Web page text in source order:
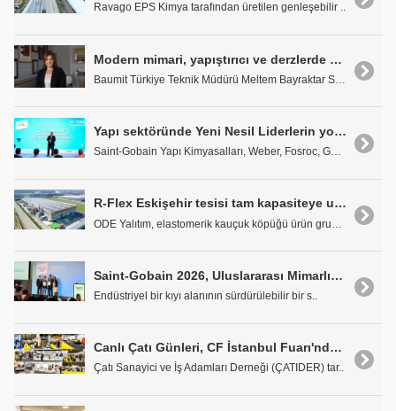
Ravago EPS Kimya tarafından üretilen genleşebilir ..
Modern mimari, yapıştırıcı ve derzlerde yeni nesil yaklaşımları zorunlu kılıyor
Yapı sektöründe Yeni Nesil Liderlerin yolculuğu başladı
Saint-Gobain Yapı Kimyasalları, Weber, Fosroc, GCP..
R-Flex Eskişehir tesisi tam kapasiteye ulaştı
Saint-Gobain 2026, Uluslararası Mimarlık Öğrenci Yarışması'nın kazananları belli oldu
Endüstriyel bir kıyı alanının sürdürülebilir bir s..
Canlı Çatı Günleri, CF İstanbul Fuarı'nda başladı
Çatı Sanayici ve İş Adamları Derneği (ÇATIDER) tar..